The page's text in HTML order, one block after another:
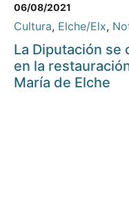
06/08/2021
Cultura, Elche/Elx,
La Diputación se
en la
María de Elche